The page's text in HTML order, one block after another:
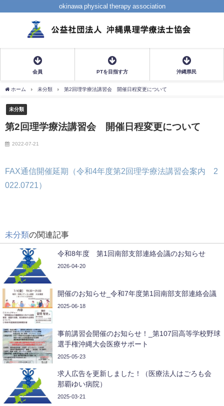
okinawa physical therapy association
会員 PTを目指す方 沖縄県民
ホーム 未分類 第2回理学療法講習会 開催日程変更について
未分類
第2回理学療法講習会 開催日程変更について
2022-07-21
FAX通信開催延期（令和4年度第2回理学療法講習会案内 2
022.0721）
未分類の関連記事
令和8年度 第1回南部支部連絡会議のお知らせ
2026-04-20
開催のお知らせ_令和7年度第1回南部支部連絡会議
2025-06-18
事前講習会開催のお知らせ！_第107回高等学校野球
選手権沖縄大会医療サポート
2025-05-23
求人広告を更新しました！（医療法人はごろも会
那覇ゆい病院）
2025-03-21